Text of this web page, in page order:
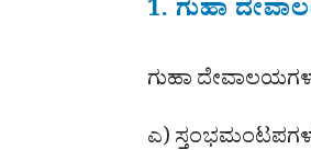
1. ಗುಹಾ
ಗುಹಾ
ಎ)